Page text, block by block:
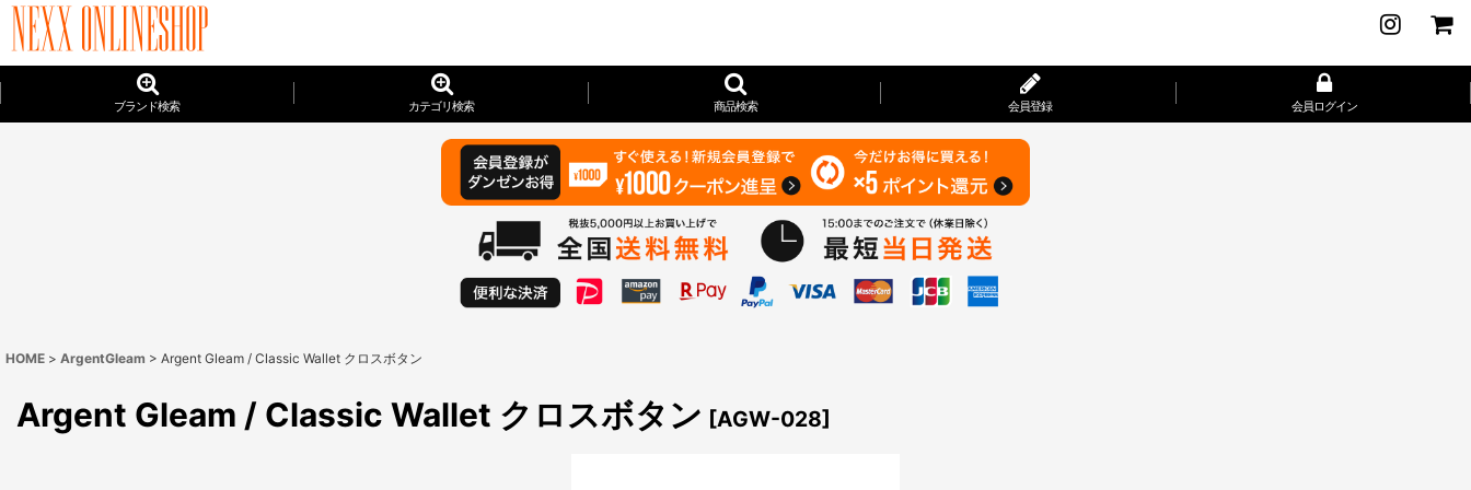
ブランド検索 カテゴリ検索 商品検索 会員登録 会員ログイン
HOME > ArgentGleam > Argent Gleam / Classic Wallet クロスボタン
Argent Gleam / Classic Wallet クロスボタン [AGW-028]